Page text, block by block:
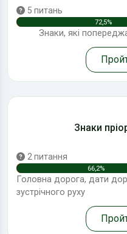
5 питань
72,5%
Знаки, які
Знаки
2 питання
66,2%
Головна дорога, дати
зустрічного руху